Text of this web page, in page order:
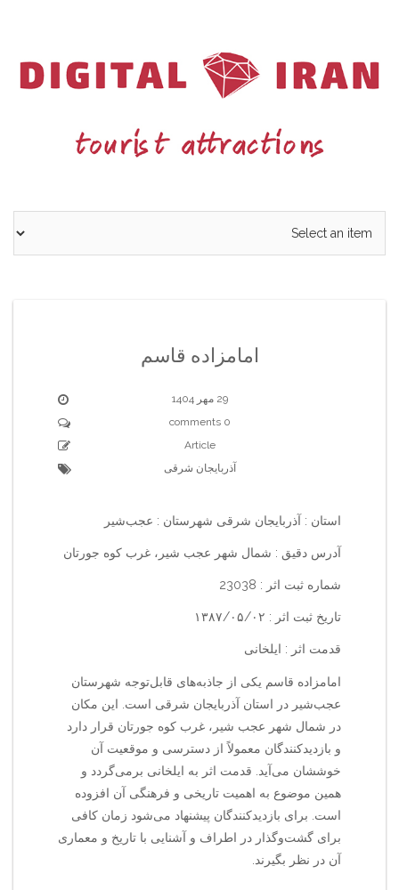
امامزاده قاسم
29 مهر 1404
0 comments
Article
آذربایجان شرقی
استان : آذربایجان شرقی شهرستان : عجب‌شیر
آدرس دقیق : شمال شهر عجب شیر، غرب کوه جورتان
شماره ثبت اثر : 23038
تاریخ ثبت اثر : ۱۳۸۷/۰۵/۰۲
قدمت اثر : ایلخانی
امامزاده قاسم یکی از جاذبه‌های قابل‌توجه شهرستان
عجب‌شیر در استان آذربایجان شرقی است. این مکان
در شمال شهر عجب شیر، غرب کوه جورتان قرار دارد
و بازدیدکنندگان معمولاً از دسترسی و موقعیت آن
خوششان می‌آید. قدمت اثر به ایلخانی برمی‌گردد و
همین موضوع به اهمیت تاریخی و فرهنگی آن افزوده
است. برای بازدیدکنندگان پیشنهاد می‌شود زمان کافی
برای گشت‌وگذار در اطراف و آشنایی با تاریخ و معماری
آن در نظر بگیرند.